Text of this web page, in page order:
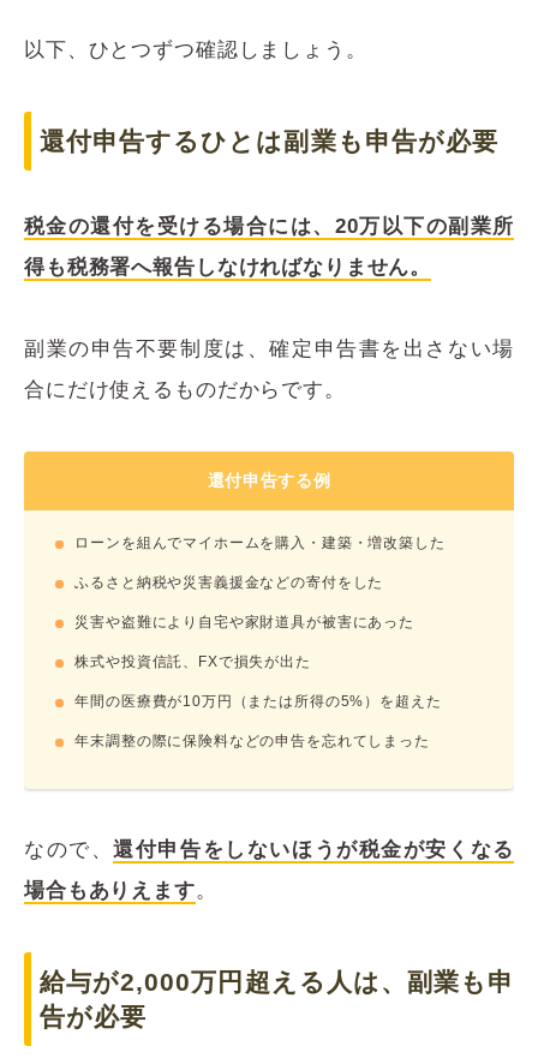
以下、ひとつずつ確認しましょう。
還付申告するひとは副業も申告が必要
税金の還付を受ける場合には、20万以下の副業所
得も税務署へ報告しなければなりません。
副業の申告不要制度は、確定申告書を出さない場
合にだけ使えるものだからです。
還付申告する例
ローンを組んでマイホームを購入・建築・増改築した
ふるさと納税や災害義援金などの寄付をした
災害や盗難により自宅や家財道具が被害にあった
株式や投資信託、FXで損失が出た
年間の医療費が10万円（または所得の5%）を超えた
年末調整の際に保険料などの申告を忘れてしまった
なので、還付申告をしないほうが税金が安くなる
場合もありえます。
給与が2,000万円超える人は、副業も申
告が必要